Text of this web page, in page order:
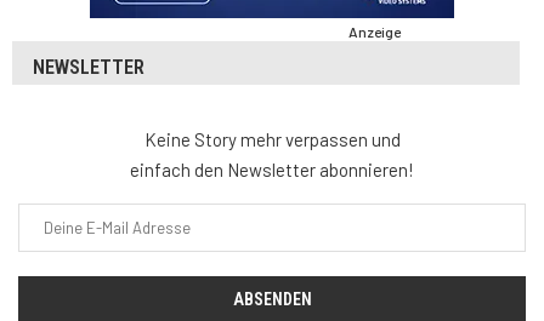
Anzeige
NEWSLETTER
Keine Story mehr verpassen und
einfach den Newsletter abonnieren!